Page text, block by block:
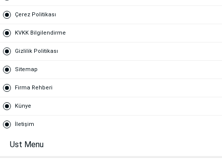
Çerez Politikası
KVKK Bilgilendirme
Gizlilik Politikası
Sitemap
Firma Rehberi
Künye
İletişim
Ust Menu